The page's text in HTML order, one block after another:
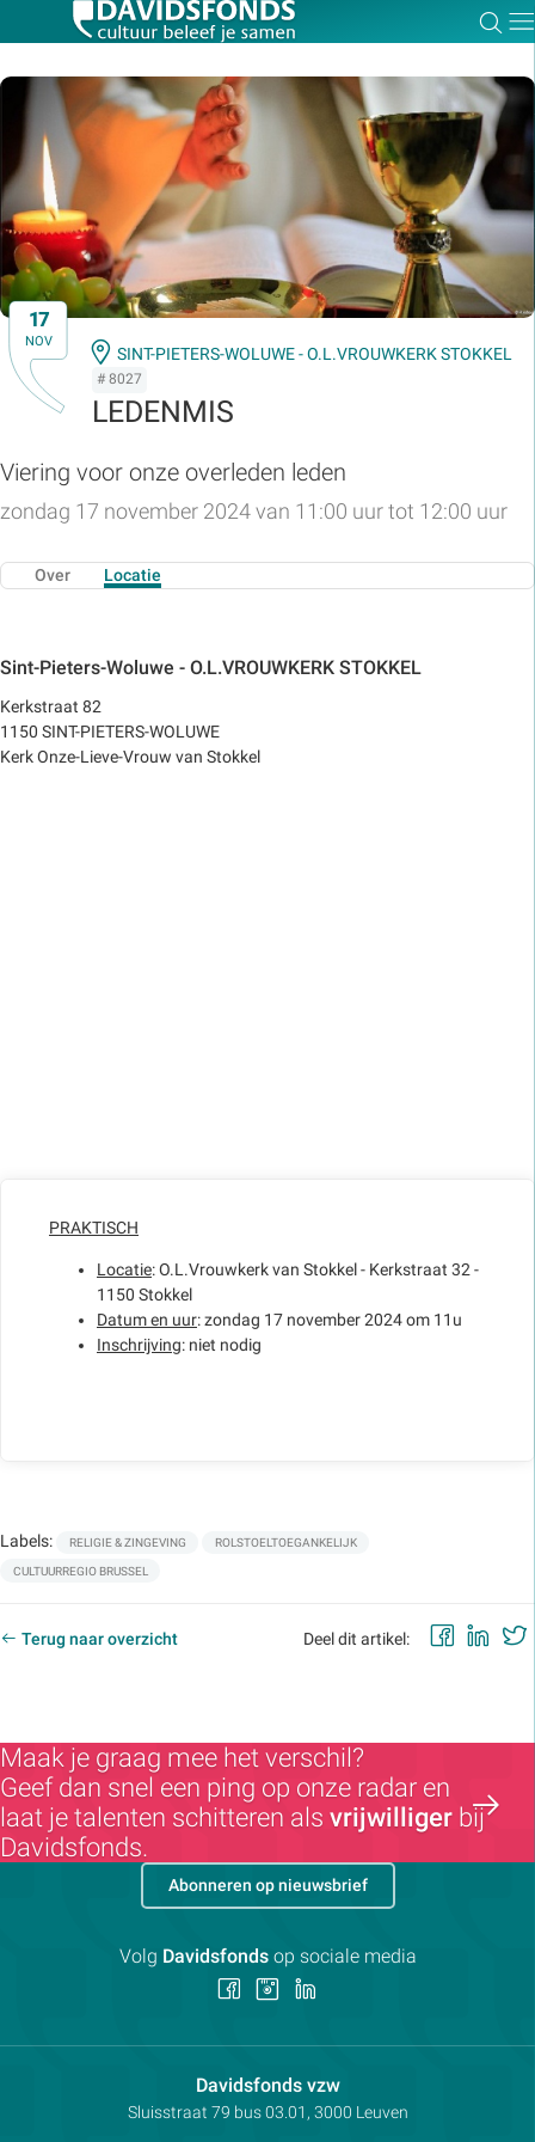
17
NOV
SINT-PIETERS-WOLUWE - O.L.VROUWKERK STOKKEL
# 8027
LEDENMIS
Viering voor onze overleden leden
zondag 17 november 2024 van 11:00 uur tot 12:00 uur
Over Locatie
Sint-Pieters-Woluwe - O.L.VROUWKERK STOKKEL
Kerkstraat 82
1150 SINT-PIETERS-WOLUWE
Kerk Onze-Lieve-Vrouw van Stokkel
PRAKTISCH
Locatie: O.L.Vrouwkerk van Stokkel - Kerkstraat 32 -
1150 Stokkel
Datum en uur: zondag 17 november 2024 om 11u
Inschrijving: niet nodig
Labels: RELIGIE & ZINGEVING ROLSTOELTOEGANKELIJK
CULTUURREGIO BRUSSEL
Terug naar overzicht Deel dit artikel:
Maak je graag mee het verschil?
Geef dan snel een ping op onze radar en
laat je talenten schitteren als vrijwilliger bij
Davidsfonds.
Davidsfonds vzwContactpersoon:
Adres:
Sluisstraat 79 bus 03.01, 3000 Leuven
Abonneren op nieuwsbrief
Volg Davidsfondsop sociale media
Volg Volg
Zoek:
Zoeken